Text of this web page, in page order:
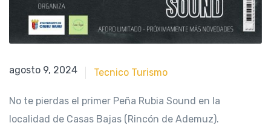
junio 13, 2024
agosto 9, 2024 Tecnico Turismo
No te pierdas el primer Peña Rubia Sound en la
localidad de Casas Bajas (Rincón de Ademuz).